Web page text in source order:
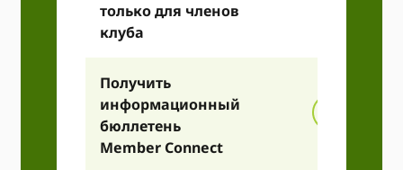
только для членов
клуба
Получить
информационный
бюллетень
Member Connect